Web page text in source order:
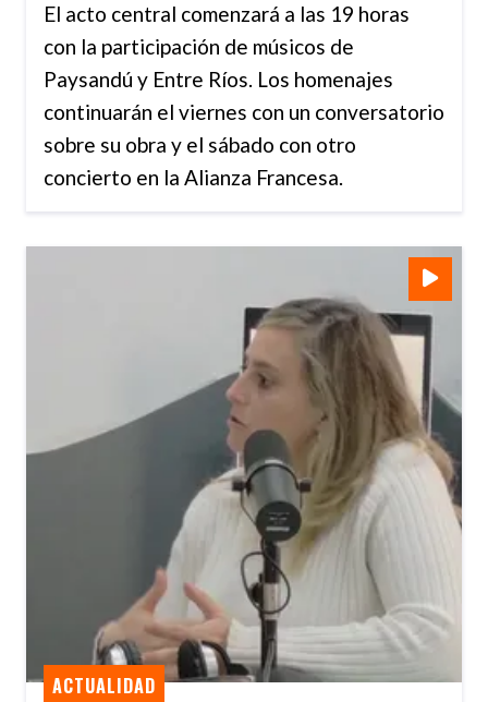
El acto central comenzará a las 19 horas
con la participación de músicos de
Paysandú y Entre Ríos. Los homenajes
continuarán el viernes con un conversatorio
sobre su obra y el sábado con otro
concierto en la Alianza Francesa.
ACTUALIDAD